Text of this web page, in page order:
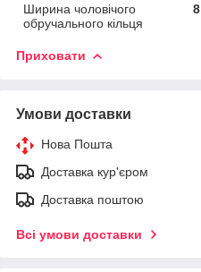
Ширина чоловічого
обручального кільця
8
Приховати
Умови доставки
Нова Пошта
Доставка кур'єром
Доставка поштою
Всі умови доставки